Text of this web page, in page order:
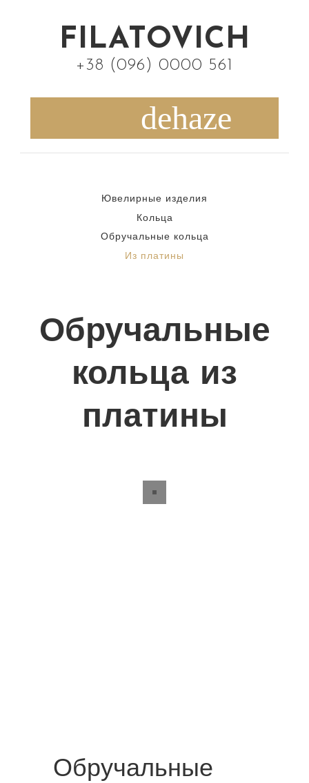
FILATOVICH
+38 (096) 0000 561
Ювелирные изделия
Кольца
Обручальные кольца
Из платины
Обручальные
кольца из
платины
Обручальные